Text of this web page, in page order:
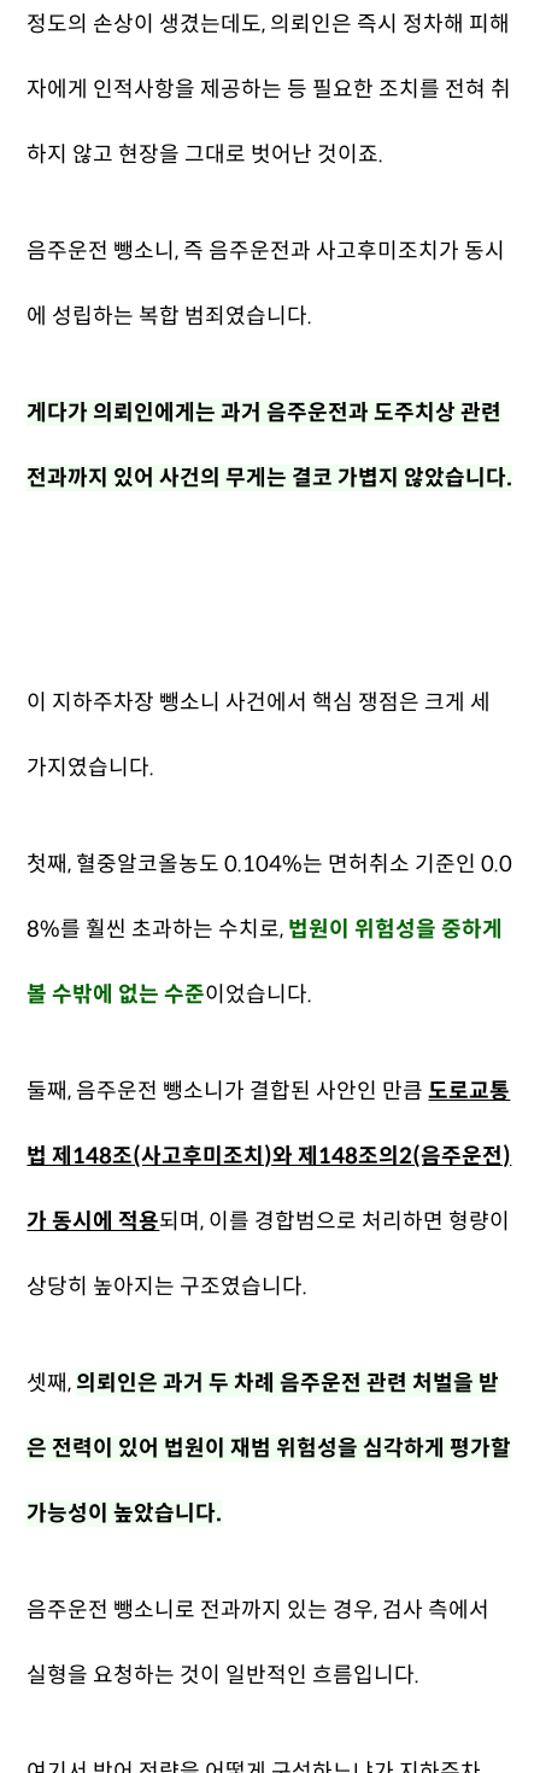
정도의 손상이 생겼는데도, 의뢰인은 즉시 정차해 피해
자에게 인적사항을 제공하는 등 필요한 조치를 전혀 취
하지 않고 현장을 그대로 벗어난 것이죠.
음주운전 뺑소니, 즉 음주운전과 사고후미조치가 동시
에 성립하는 복합 범죄였습니다.
게다가 의뢰인에게는 과거 음주운전과 도주치상 관련
전과까지 있어 사건의 무게는 결코 가볍지 않았습니다.
이 지하주차장 뺑소니 사건에서 핵심 쟁점은 크게 세
가지였습니다.
첫째, 혈중알코올농도 0.104%는 면허취소 기준인 0.0
8%를 훨씬 초과하는 수치로, 법원이 위험성을 중하게
볼 수밖에 없는 수준이었습니다.
둘째, 음주운전 뺑소니가 결합된 사안인 만큼도로교통
법 제148조(사고후미조치)와 제148조의2(음주운전)
가 동시에 적용되며, 이를 경합범으로 처리하면 형량이
상당히 높아지는 구조였습니다.
셋째, 의뢰인은 과거 두 차례 음주운전 관련 처벌을 받
은 전력이 있어 법원이 재범 위험성을 심각하게 평가할
가능성이 높았습니다.
음주운전 뺑소니로 전과까지 있는 경우, 검사 측에서
실형을 요청하는 것이 일반적인 흐름입니다.